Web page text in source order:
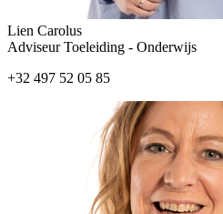
Lien Carolus
Adviseur Toeleiding - Onderwijs
+32 497 52 05 85